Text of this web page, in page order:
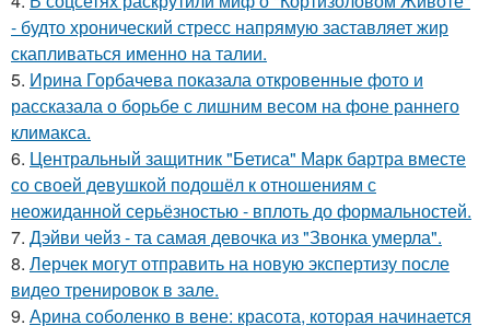
- будто хронический стресс напрямую заставляет жир
скапливаться именно на талии.
5. Ирина Горбачева показала откровенные фото и
рассказала о борьбе с лишним весом на фоне раннего
климакса.
6. Центральный защитник "Бетиса" Марк бартра вместе
со своей девушкой подошёл к отношениям с
неожиданной серьёзностью - вплоть до формальностей.
7. Дэйви чейз - та самая девочка из "Звонка умерла".
8. Лерчек могут отправить на новую экспертизу после
видео тренировок в зале.
9. Арина соболенко в вене: красота, которая начинается